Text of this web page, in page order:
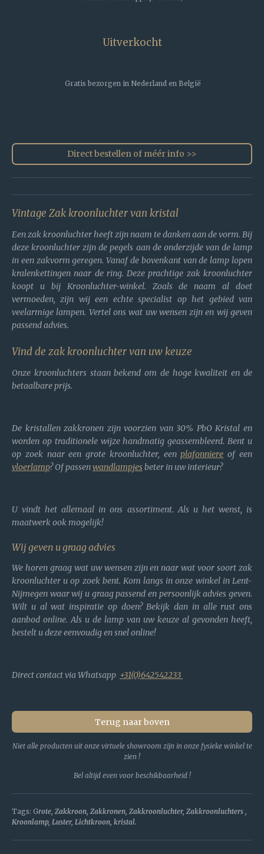
Uitverkocht
Gratis bezorgen in Nederland en België
Direct bestellen of méér info >>
Vintage Zak kroonluchter van kristal
Een zak kroonluchter heeft zijn naam te danken aan de vorm. Bij
deze kroonluchter zijn de pegels aan de onderzijde van de lamp
in een zakvorm geregen. Vanaf de bovenkant van de lamp lopen
kralenkettingen naar de ring. Deze prachtige zak kroonluchter
koopt u bij Kroonluchter-winkel. Zoals de naam al doet
vermoeden, zijn wij een echte specialist op het gebied van
veelarmige lampen. Vertel ons wat uw wensen zijn en wij geven
passend advies.
Vind de zak kroonluchter van uw keuze
Onze kroonluchters staan bekend om de hoge kwaliteit en de
betaalbare prijs.
De kristallen zakkronen zijn voorzien van 30% PbO Kristal en
worden op traditionele wijze handmatig geassembleerd. Bent u
op zoek naar een grote kroonluchter, eenplafonniere of een
vloerlamp? Of passenwandlampjesbeter in uw interieur?
U vindt het allemaal in ons assortiment. Als u het wenst, is
maatwerk ook mogelijk!
Wij geven u graag advies
We horen graag wat uw wensen zijn en naar wat voor soort zak
kroonluchter u op zoek bent. Kom langs in onze winkel in Lent-
Nijmegen waar wij u graag passend en persoonlijk advies geven.
Wilt u al wat inspiratie op doen? Bekijk dan in alle rust ons
aanbod online. Als u de lamp van uw keuze al gevonden heeft,
bestelt u deze eenvoudig en snel online!
Direct contact via Whatsapp +31(0)642542233
Terug naar boven
Niet alle producten uit onze virtuele showroom zijn in onze fysieke winkel te
zien !
Bel altijd even voor beschikbaarheid !
Tags: Grote, Zakkroon, Zakkronen, Zakkroonluchter, Zakkroonluchters ,
Kroonlamp, Luster, Lichtkroon, kristal.